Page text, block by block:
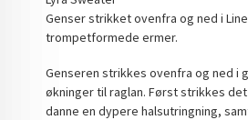
Genser strikket ovenfra og ned i
trompetformede ermer.
Genseren strikkes ovenfra og ned i
økninger til raglan. Først strikkes
danne en dypere halsutringning,